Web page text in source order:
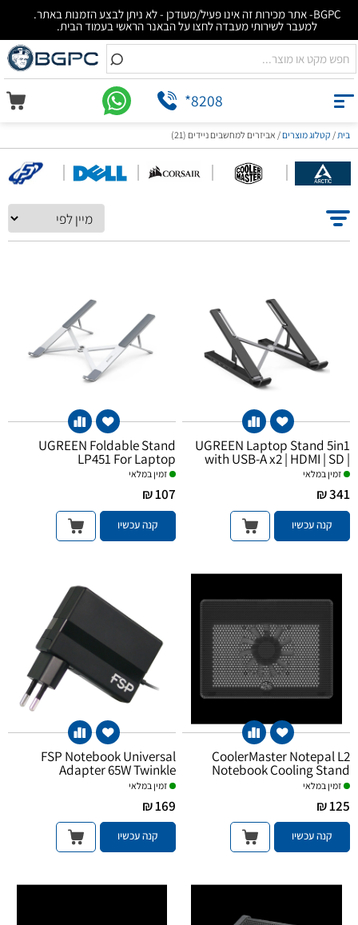
BGPC- אתר מכירות זה אינו פעיל/מעודכן - לא ניתן לבצע הזמנות באתר.
למעבר לשירותי מעבדה לחצו על הבאנר הראשי בעמוד הבית.
*8208
בית/ קטלוג מוצרים/ אביזרים למחשבים ניידים (21)
UGREEN Laptop Stand 5in1
with USB-A x2 | HDMI | SD |
USB-C Dock
זמין במלאי
341 ₪
קנה עכשיו
UGREEN Foldable Stand
LP451 For Laptop
זמין במלאי
107 ₪
קנה עכשיו
CoolerMaster Notepal L2
Notebook Cooling Stand
זמין במלאי
125 ₪
קנה עכשיו
FSP Notebook Universal
Adapter 65W Twinkle
זמין במלאי
169 ₪
קנה עכשיו